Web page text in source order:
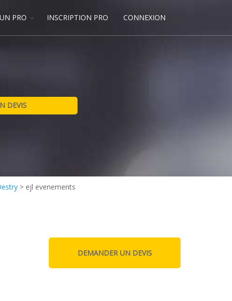
PRO INSCRIPTION PRO CONNEXION
> ejl evenements